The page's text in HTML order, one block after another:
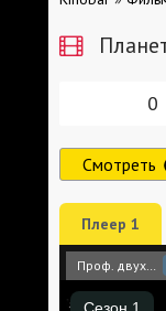
0
Смотреть
Плеер 1